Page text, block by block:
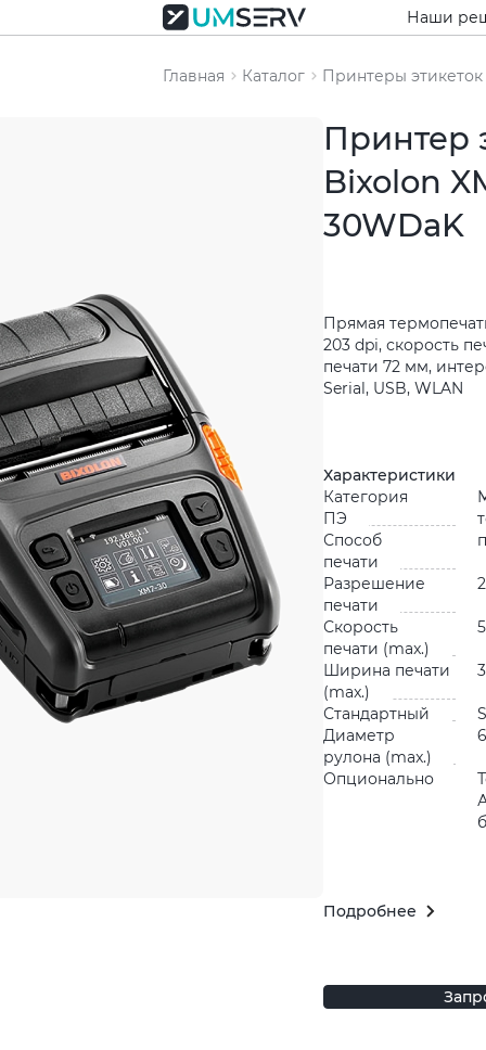
Наши
Главная Каталог Принтеры этикеток
Принтер
Bixolon
30WDaK
Прямая
203 dpi, скорость
печати 72 мм,
Serial, USB, WLAN
Характеристики
Категория
ПЭ
Способ
печати
Разрешение
печати
Скорость
печати (max.)
Ширина печати
(max.)
Стандартный
Диаметр
рулона (max.)
Опционально
Подробнее